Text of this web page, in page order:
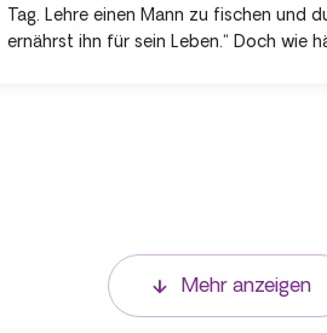
Tag. Lehre einen Mann zu fischen und
ernährst ihn für sein Leben.“ Doch wie
Mehr anzeigen